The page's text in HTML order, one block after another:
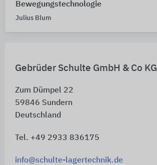
Gebrüder Schulte GmbH & Co KG
Zum Dümpel 22
59846 Sundern
Deutschland
Tel. +49 2933 836175
info@schulte-lagertechnik.de
Bewegungstechnologie
Julius Blum